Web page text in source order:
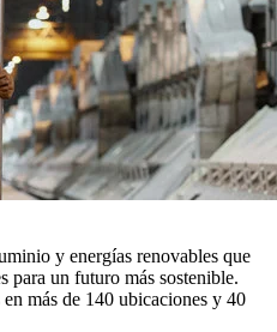
y energías renovables que
para un futuro más sostenible.
más de 140 ubicaciones y 40